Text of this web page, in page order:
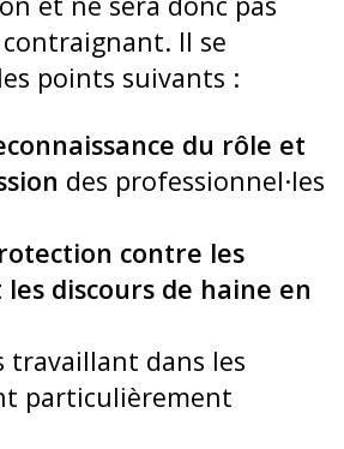
Il se
points suivants :
du rôle et
des professionnel·les
contre les
les discours de haine en
travaillant dans les
particulièrement